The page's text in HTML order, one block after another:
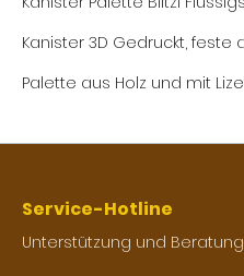
Kanister 3D Gedruckt,
Palette aus Holz und mit
Service-Hotline
Unterstützung und